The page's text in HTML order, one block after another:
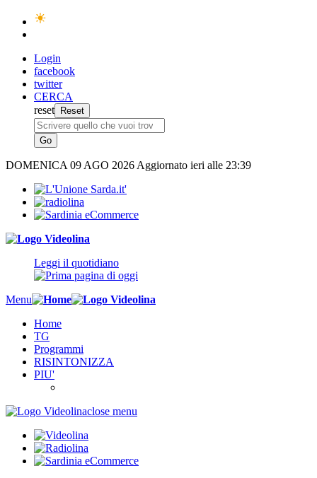
Login
facebook
twitter
CERCA
reset
DOMENICA 09 AGO 2026 Aggiornato ieri alle 23:39
Leggi il quotidiano
Menu
Home
TG
Programmi
RISINTONIZZA
PIU'
close menu